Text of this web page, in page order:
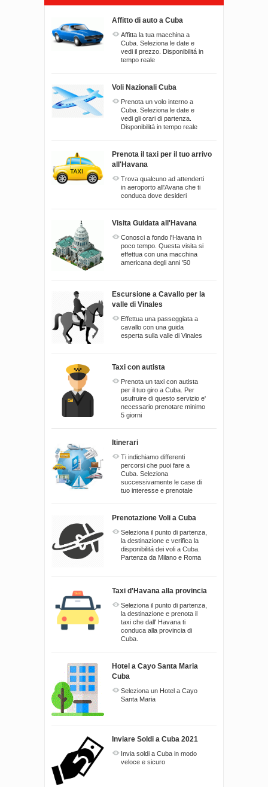
Affitto di auto a Cuba
Affitta la tua macchina a
Cuba. Seleziona le date e
vedi il prezzo. Disponibilitá in
tempo reale
Voli Nazionali Cuba
Prenota un volo interno a
Cuba. Seleziona le date e
vedi gli orari di partenza.
Disponibilitá in tempo reale
Prenota il taxi per il tuo arrivo
all'Havana
Trova qualcuno ad attenderti
in aeroporto all'Avana che ti
conduca dove desideri
Visita Guidata all'Havana
Conosci a fondo l'Havana in
poco tempo. Questa visita si
effettua con una macchina
americana degli anni '50
Escursione a Cavallo per la
valle di Vinales
Effettua una passeggiata a
cavallo con una guida
esperta sulla valle di Vinales
Taxi con autista
Prenota un taxi con autista
per il tuo giro a Cuba. Per
usufruire di questo servizio e'
necessario prenotare minimo
5 giorni
Itinerari
Ti indichiamo differenti
percorsi che puoi fare a
Cuba. Seleziona
successivamente le case di
tuo interesse e prenotale
Prenotazione Voli a Cuba
Seleziona il punto di partenza,
la destinazione e verifica la
disponibilitá dei voli a Cuba.
Partenza da Milano e Roma
Taxi d'Havana alla provincia
Seleziona il punto di partenza,
la destinazione e prenota il
taxi che dall' Havana ti
conduca alla provincia di
Cuba.
Hotel a Cayo Santa Maria
Cuba
Seleziona un Hotel a Cayo
Santa Maria
Inviare Soldi a Cuba 2021
Invia soldi a Cuba in modo
veloce e sicuro